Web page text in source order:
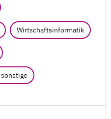
Wirtschaftsinformatik